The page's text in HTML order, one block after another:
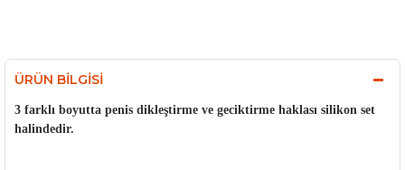
ÜRÜN BILGISI
3 farklı boyutta penis dikleştirme ve geciktirme haklası silikon set
halindedir.